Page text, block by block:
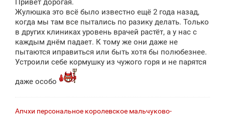
Привет дорогая.
Жулюшка это всё было известно ещё 2 года назад,
когда мы там все пытались по разику делать. Только
в других клиниках уровень врачей растёт, а у нас с
каждым днём падает. К тому же они даже не
пытаются иправиться или быть хотя бы полюбезнее.
Устроили себе кормушку из чужого горя и не парятся
даже особо
Апчхи персональное королевское мальчуково-